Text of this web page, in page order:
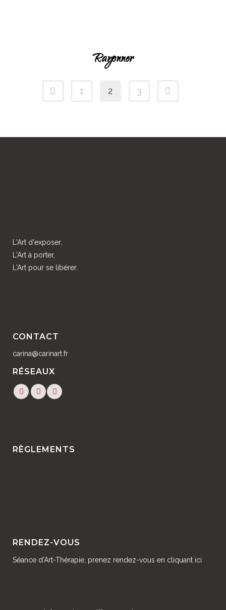
Rayonner
1 2 3
L'Art d'exposer,
L'Art à porter,
L'Art pour se libérer.
CONTACT
carina@carinart.fr
RÉSEAUX
RÈGLEMENTS
RENDEZ-VOUS
Séance d'Art-Thérapie, prenez rendez-vous en cliquant ici